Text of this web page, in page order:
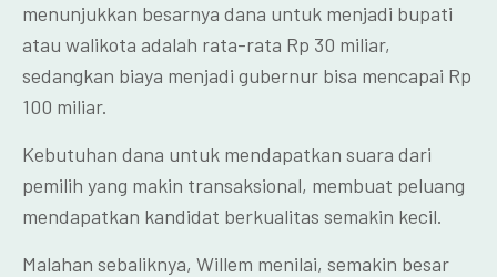
menunjukkan besarnya dana untuk menjadi bupati
atau walikota adalah rata-rata Rp 30 miliar,
sedangkan biaya menjadi gubernur bisa mencapai Rp
100 miliar.
Kebutuhan dana untuk mendapatkan suara dari
pemilih yang makin transaksional, membuat peluang
mendapatkan kandidat berkualitas semakin kecil.
Malahan sebaliknya, Willem menilai, semakin besar